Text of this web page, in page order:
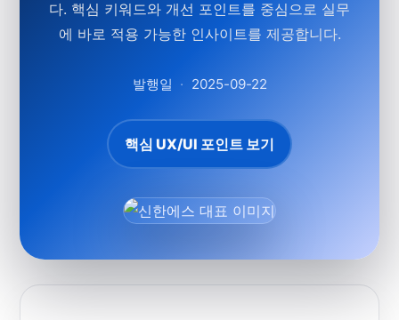
다. 핵심 키워드와 개선 포인트를 중심으로 실무
에 바로 적용 가능한 인사이트를 제공합니다.
발행일 · 2025-09-22
핵심 UX/UI 포인트 보기